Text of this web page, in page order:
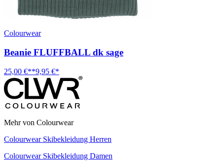
Colourwear
Beanie FLUFFBALL dk sage
25,00 €**9,95 €*
Mehr von Colourwear
Colourwear Skibekleidung Herren
Colourwear Skibekleidung Damen